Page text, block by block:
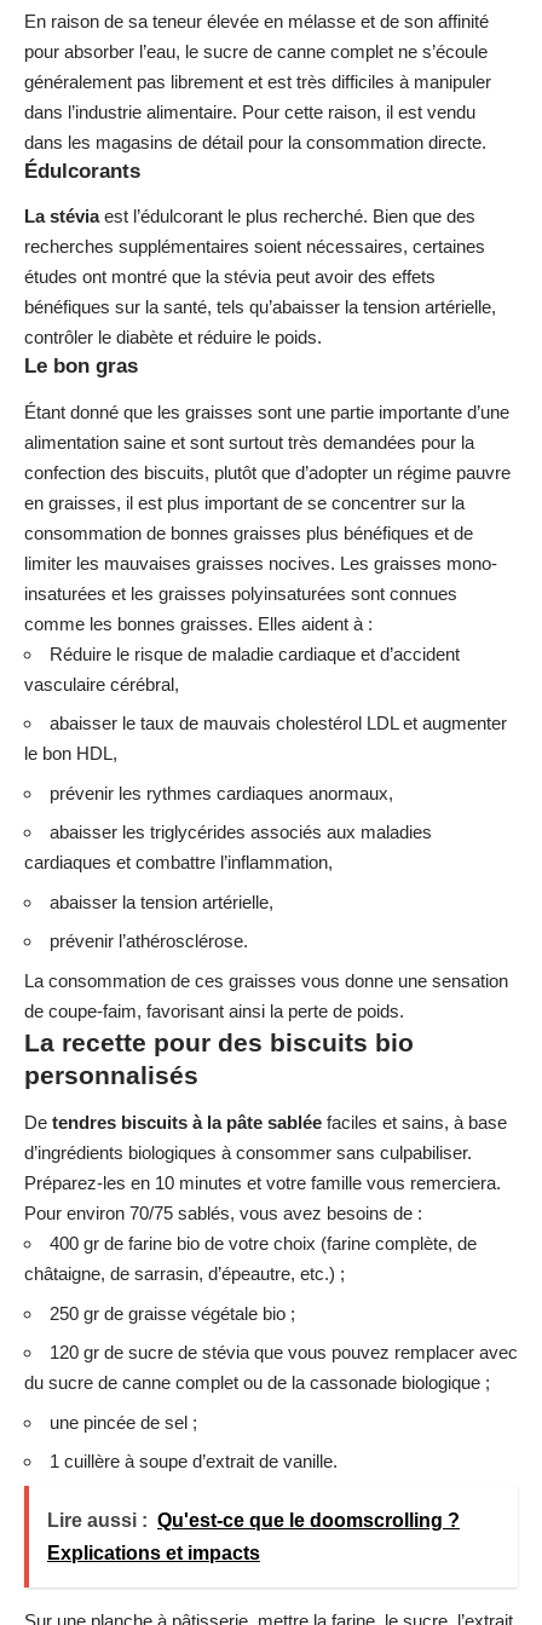
En raison de sa teneur élevée en mélasse et de son affinité
pour absorber l’eau, le sucre de canne complet ne s’écoule
généralement pas librement et est très difficiles à manipuler
dans l’industrie alimentaire. Pour cette raison, il est vendu
dans les magasins de détail pour la consommation directe.
Édulcorants
La stéviaest l’édulcorant le plus recherché. Bien que des
recherches supplémentaires soient nécessaires, certaines
études ont montré que la stévia peut avoir des effets
bénéfiques sur la santé, tels qu’abaisser la tension artérielle,
contrôler le diabète et réduire le poids.
Le bon gras
Étant donné que les graisses sont une partie importante d’une
alimentation saine et sont surtout très demandées pour la
confection des biscuits, plutôt que d’adopter un régime pauvre
en graisses, il est plus important de se concentrer sur la
consommation de bonnes graisses plus bénéfiques et de
limiter les mauvaises graisses nocives. Les graisses mono-
insaturées et les graisses polyinsaturées sont connues
comme les bonnes graisses. Elles aident à :
Réduire le risque de maladie cardiaque et d’accident
vasculaire cérébral,
abaisser le taux de mauvais cholestérol LDL et augmenter
le bon HDL,
prévenir les rythmes cardiaques anormaux,
abaisser les triglycérides associés aux maladies
cardiaques et combattre l’inflammation,
abaisser la tension artérielle,
prévenir l’athérosclérose.
La consommation de ces graisses vous donne une sensation
de coupe-faim, favorisant ainsi la perte de poids.
La recette pour des biscuits bio
personnalisés
De tendres biscuits à la pâte sablée faciles et sains, à base
d’ingrédients biologiques à consommer sans culpabiliser.
Préparez-les en 10 minutes et votre famille vous remerciera.
Pour environ 70/75 sablés, vous avez besoins de :
400 gr de farine bio de votre choix (farine complète, de
châtaigne, de sarrasin, d’épeautre, etc.) ;
250 gr de graisse végétale bio ;
120 gr de sucre de stévia que vous pouvez remplacer avec
du sucre de canne complet ou de la cassonade biologique ;
une pincée de sel ;
1 cuillère à soupe d’extrait de vanille.
Lire aussi : Qu'est-ce que le doomscrolling ?
Explications et impacts
Sur une planche à pâtisserie, mettre la farine, le sucre, l’extrait